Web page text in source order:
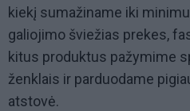
kiekį sumažiname iki
galiojimo šviežias prekes,
kitus produktus pažymime
ženklais ir parduodame
atstovė.